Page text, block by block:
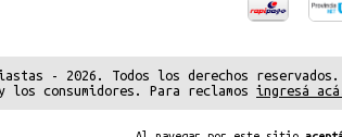
- 2026. Todos los derechos reservados.
los consumidores. Para reclamos ingresá acá.